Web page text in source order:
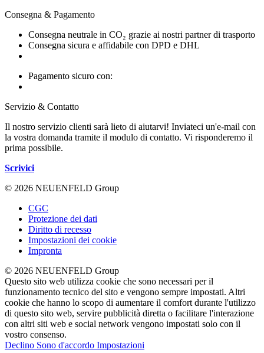
Consegna & Pagamento
Consegna neutrale in CO₂ grazie ai nostri partner di trasporto
Consegna sicura e affidabile con DPD e DHL
Pagamento sicuro con:
Servizio & Contatto
Il nostro servizio clienti sarà lieto di aiutarvi! Inviateci un'e-mail con
la vostra domanda tramite il modulo di contatto. Vi risponderemo il
prima possibile.
Scrivici
© 2026 NEUENFELD Group
CGC
Protezione dei dati
Diritto di recesso
Impostazioni dei cookie
Impronta
© 2026 NEUENFELD Group
Questo sito web utilizza cookie che sono necessari per il
funzionamento tecnico del sito e vengono sempre impostati. Altri
cookie che hanno lo scopo di aumentare il comfort durante l'utilizzo
di questo sito web, servire pubblicità diretta o facilitare l'interazione
con altri siti web e social network vengono impostati solo con il
vostro consenso.
Declino Sono d'accordo Impostazioni